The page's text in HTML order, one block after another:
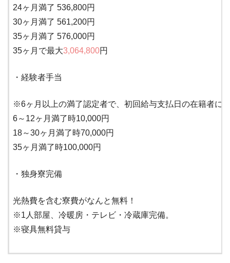
24ヶ月満了 536,800円
30ヶ月満了 561,200円
35ヶ月満了 576,000円
35ヶ月で最大3,064,800円
・経験者手当
※6ヶ月以上の満了認定者で、初回給与支払日の在籍者に
6～12ヶ月満了時10,000円
18～30ヶ月満了時70,000円
35ヶ月満了時100,000円
・独身寮完備
光熱費を含む寮費がなんと無料！
※1人部屋、冷暖房・テレビ・冷蔵庫完備。
※寝具無料貸与